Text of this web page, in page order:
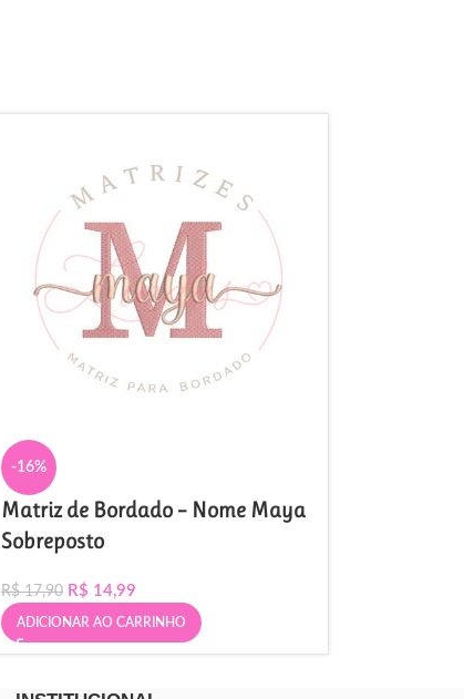
-16%
Matriz de Bordado – Nome Maya
Sobreposto
R$17,90 R$ 14,99
ADICIONAR AO CARRINHO